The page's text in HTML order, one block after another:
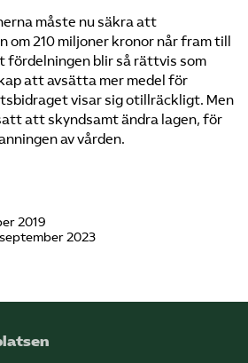
måste nu säkra att
om 210 miljoner kronor når fram till
fördelningen blir så rättvis som
att avsätta mer medel för
visar sig otillräckligt. Men
att skyndsamt ändra lagen, för
av vården.
2019
2023